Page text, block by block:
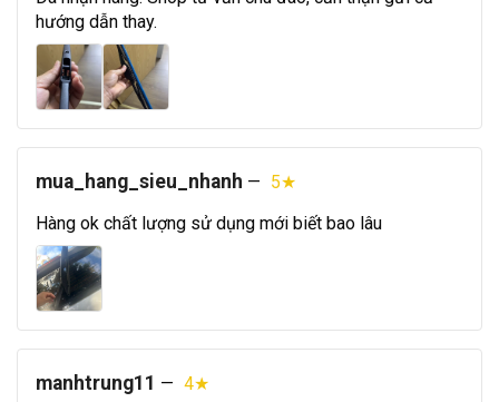
hướng dẫn thay.
mua_hang_sieu_nhanh — 5★
Hàng ok chất lượng sử dụng mới biết bao lâu
manhtrung11 — 4★